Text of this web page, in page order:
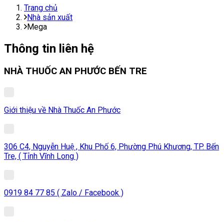
Trang chủ
Nhà sản xuất
Mega
Thông tin liên hệ
NHÀ THUỐC AN PHƯỚC BẾN TRE
Giới thiệu về Nhà Thuốc An Phước
306 C4, Nguyễn Huệ , Khu Phố 6, Phường Phú Khương, TP. Bến
Tre, ( Tỉnh Vĩnh Long )
0919 84 77 85 ( Zalo / Facebook )